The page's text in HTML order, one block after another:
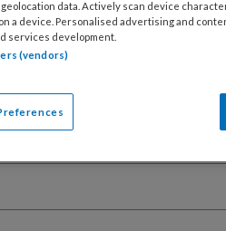
lezen?
lees 2 artikelen gratis per
data. Actively scan device
a device. Personalised advertising and
services development.
(vendors)